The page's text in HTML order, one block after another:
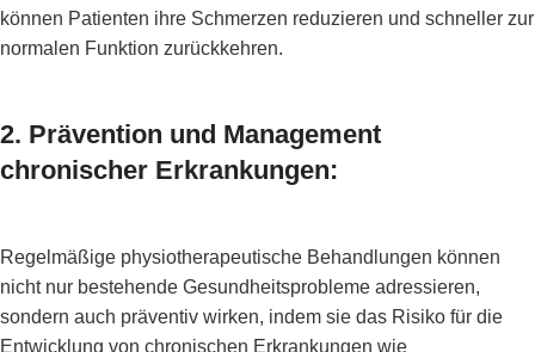
können Patienten ihre Schmerzen reduzieren und schneller zur
normalen Funktion zurückkehren.
2. Prävention und Management
chronischer Erkrankungen:
Regelmäßige physiotherapeutische Behandlungen können
nicht nur bestehende Gesundheitsprobleme adressieren,
sondern auch präventiv wirken, indem sie das Risiko für die
Entwicklung von chronischen Erkrankungen wie